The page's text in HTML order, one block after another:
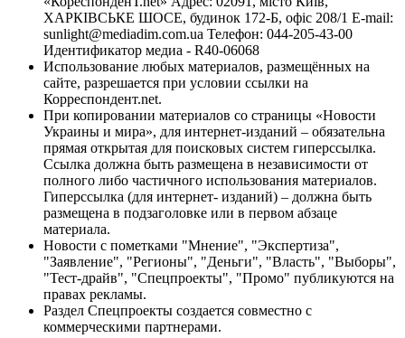
ХАРКІВСЬКЕ ШОСЕ, будинок 172-Б, офіс 208/1 E-mail:
sunlight@mediadim.com.ua Телефон: 044-205-43-00
Идентификатор медиа - R40-06068
Использование любых материалов, размещённых на
сайте, разрешается при условии ссылки на
Корреспондент.net.
При копировании материалов со страницы «Новости
Украины и мира», для интернет-изданий – обязательна
прямая открытая для поисковых систем гиперссылка.
Ссылка должна быть размещена в независимости от
полного либо частичного использования материалов.
Гиперссылка (для интернет- изданий) – должна быть
размещена в подзаголовке или в первом абзаце
материала.
Новости с пометками "Мнение", "Экспертиза",
"Заявление", "Регионы", "Деньги", "Власть", "Выборы",
"Тест-драйв", "Спецпроекты", "Промо" публикуются на
правах рекламы.
Раздел Спецпроекты создается совместно с
коммерческими партнерами.